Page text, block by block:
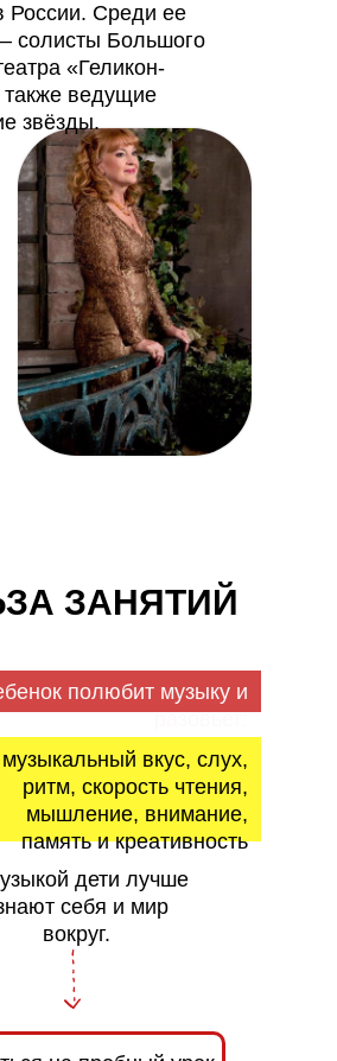
России. Среди ее
солисты Большого
«Геликон-
также ведущие
звёзды.
полюбит музыку и
разовьет:
музыкальный вкус, слух,
ритм, скорость чтения,
мышление, внимание,
память и креативность
дети лучше
себя и мир
вокруг.
ЗАНЯТИЙ